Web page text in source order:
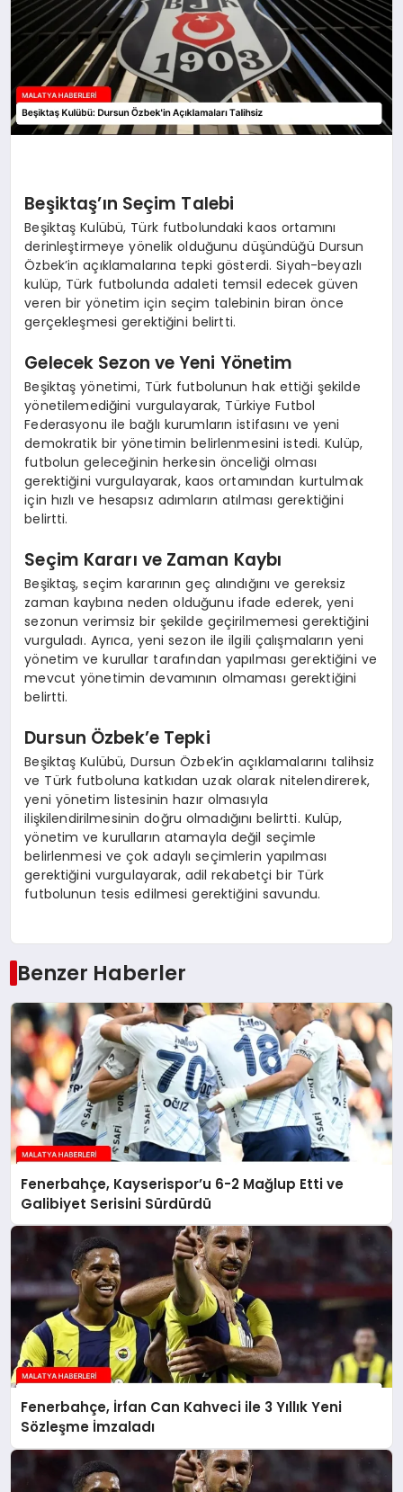
SIYASET
SPOR
Beşiktaş’ın Seçim Talebi
Beşiktaş Kulübü, Türk futbolundaki kaos ortamını
derinleştirmeye yönelik olduğunu düşündüğü Dursun
Özbek’in açıklamalarına tepki gösterdi. Siyah-beyazlı
kulüp, Türk futbolunda adaleti temsil edecek güven
veren bir yönetim için seçim talebinin biran önce
gerçekleşmesi gerektiğini belirtti.
Gelecek Sezon ve Yeni Yönetim
Beşiktaş yönetimi, Türk futbolunun hak ettiği şekilde
yönetilemediğini vurgulayarak, Türkiye Futbol
Federasyonu ile bağlı kurumların istifasını ve yeni
demokratik bir yönetimin belirlenmesini istedi. Kulüp,
futbolun geleceğinin herkesin önceliği olması
gerektiğini vurgulayarak, kaos ortamından kurtulmak
için hızlı ve hesapsız adımların atılması gerektiğini
belirtti.
Seçim Kararı ve Zaman Kaybı
Beşiktaş, seçim kararının geç alındığını ve gereksiz
zaman kaybına neden olduğunu ifade ederek, yeni
sezonun verimsiz bir şekilde geçirilmemesi gerektiğini
vurguladı. Ayrıca, yeni sezon ile ilgili çalışmaların yeni
yönetim ve kurullar tarafından yapılması gerektiğini ve
mevcut yönetimin devamının olmaması gerektiğini
belirtti.
Dursun Özbek’e Tepki
Beşiktaş Kulübü, Dursun Özbek’in açıklamalarını talihsiz
ve Türk futboluna katkıdan uzak olarak nitelendirerek,
yeni yönetim listesinin hazır olmasıyla
ilişkilendirilmesinin doğru olmadığını belirtti. Kulüp,
yönetim ve kurulların atamayla değil seçimle
belirlenmesi ve çok adaylı seçimlerin yapılması
gerektiğini vurgulayarak, adil rekabetçi bir Türk
futbolunun tesis edilmesi gerektiğini savundu.
Benzer Haberler
Fenerbahçe, Kayserispor’u 6-2 Mağlup Etti ve
Galibiyet Serisini Sürdürdü
Fenerbahçe, İrfan Can Kahveci ile 3 Yıllık Yeni
Sözleşme İmzaladı